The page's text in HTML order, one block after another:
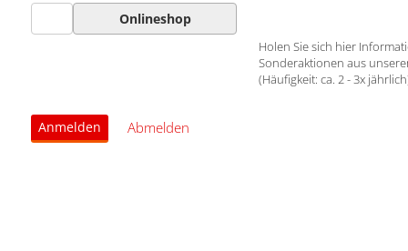
Onlineshop
Holen Sie sich hier
Sonderaktionen aus
(Häufigkeit: ca. 2 - 3x
Abmelden